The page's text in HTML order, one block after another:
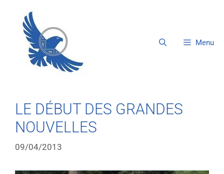
Menu
LE DÉBUT DES GRANDES
NOUVELLES
09/04/2013